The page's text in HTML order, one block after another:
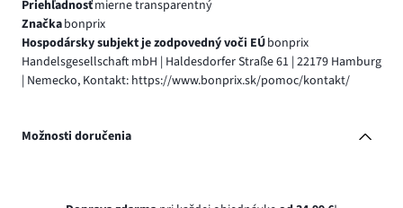
Priehľadnosťmierne transparentný
Značkabonprix
Hospodársky subjekt je zodpovedný voči EÚbonprix
Handelsgesellschaft mbH | Haldesdorfer Straße 61 | 22179 Hamburg
| Nemecko, Kontakt: https://www.bonprix.sk/pomoc/kontakt/
Možnosti doručenia